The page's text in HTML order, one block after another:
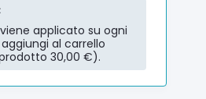
applicato su ogni
al carrello
30,00 €).